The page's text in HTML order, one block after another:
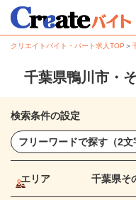
クリエイトバイト・パート求人TOP ＞
千葉県鴨川市・
検索条件の設定
エリア 千葉県そ